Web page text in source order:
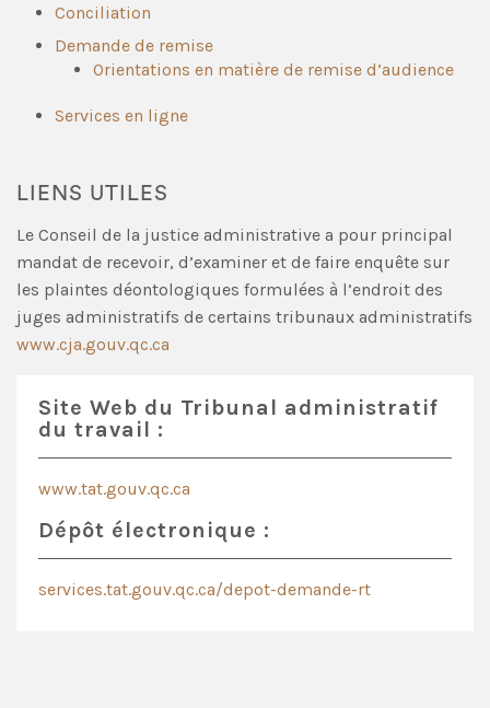
Conciliation
Demande de remise
Orientations en matière de remise d’audience
Services en ligne
LIENS UTILES
Le Conseil de la justice administrative a pour principal
mandat de recevoir, d’examiner et de faire enquête sur
les plaintes déontologiques formulées à l’endroit des
juges administratifs de certains tribunaux administratifs
www.cja.gouv.qc.ca
Site Web du Tribunal administratif
du travail :
www.tat.gouv.qc.ca
Dépôt électronique :
services.tat.gouv.qc.ca/depot-demande-rt